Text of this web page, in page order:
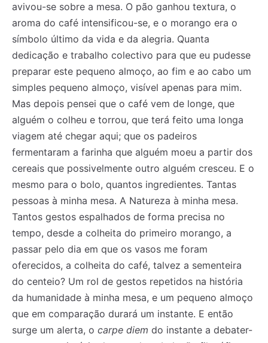
Registe-se na nossa lista de correio e receba mensalmente
no seu email os artigos do mês transacto, ilustrações e
novidades.Insira o seu endereço de email e clique para
Registe-se na nossa lista de correio e receba mensalmente
no seu email os artigos do mês transacto, ilustrações e
novidades.Insira o seu endereço de email e clique para
avivou-se sobre a mesa. O pão ganhou textura, o
aroma do café intensificou-se, e o morango era o
símbolo último da vida e da alegria. Quanta
dedicação e trabalho colectivo para que eu pudesse
preparar este pequeno almoço, ao fim e ao cabo um
simples pequeno almoço, visível apenas para mim.
Mas depois pensei que o café vem de longe, que
alguém o colheu e torrou, que terá feito uma longa
viagem até chegar aqui; que os padeiros
fermentaram a farinha que alguém moeu a partir dos
cereais que possivelmente outro alguém cresceu. E o
mesmo para o bolo, quantos ingredientes. Tantas
pessoas à minha mesa. A Natureza à minha mesa.
Tantos gestos espalhados de forma precisa no
tempo, desde a colheita do primeiro morango, a
passar pelo dia em que os vasos me foram
oferecidos, a colheita do café, talvez a sementeira
do centeio? Um rol de gestos repetidos na história
da humanidade à minha mesa, e um pequeno almoço
que em comparação durará um instante. E então
surge um alerta, o carpe diem do instante a debater-